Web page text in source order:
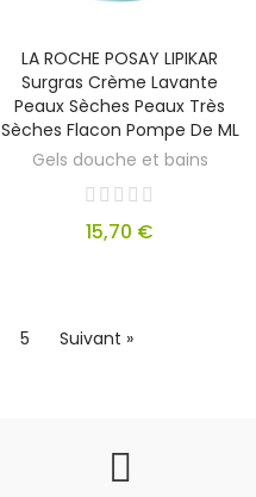
LA ROCHE POSAY LIPIKAR
Surgras Crème Lavante
Peaux Sèches Peaux Très
Sèches Flacon Pompe De ML
Gels douche et bains
15,70 €
5 Suivant »